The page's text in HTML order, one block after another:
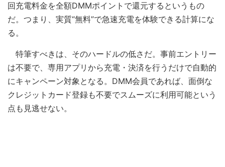
回充電料金を全額DMMポイントで還元するというもの
だ。つまり、実質“無料”で急速充電を体験できる計算にな
る。
特筆すべきは、そのハードルの低さだ。事前エントリー
は不要で、専用アプリから充電・決済を行うだけで自動的
にキャンペーン対象となる。DMM会員であれば、面倒な
クレジットカード登録も不要でスムーズに利用可能という
点も見逃せない。